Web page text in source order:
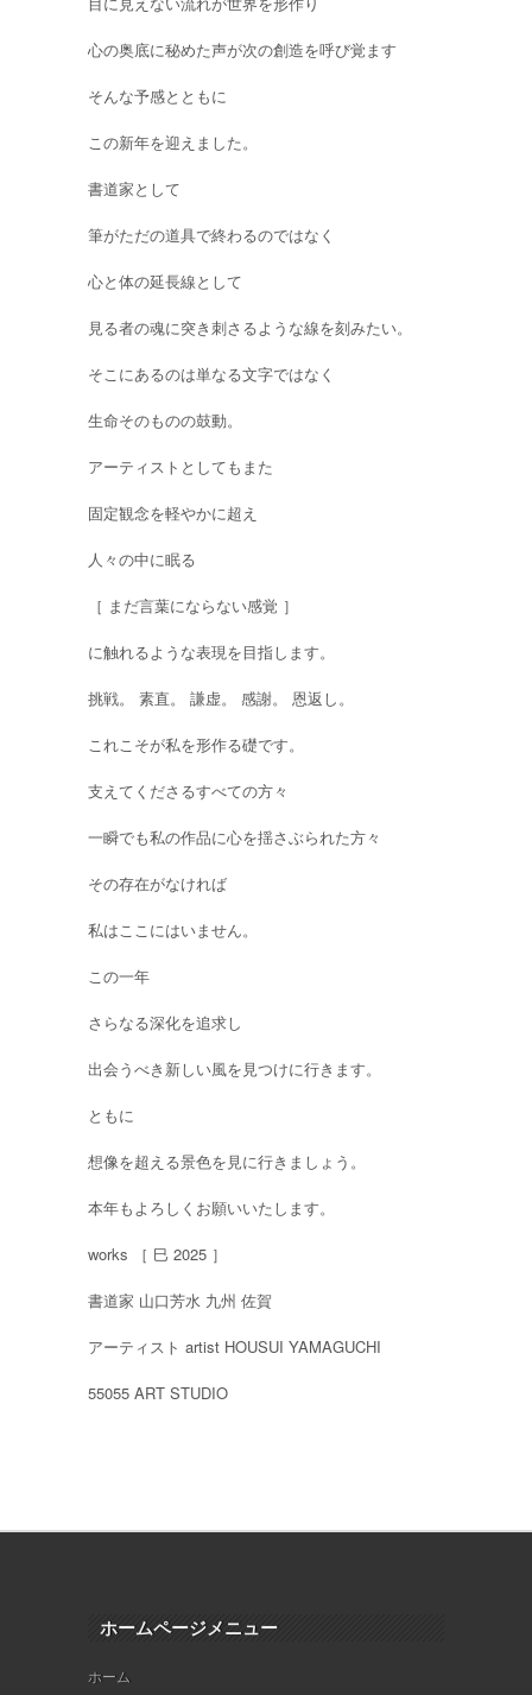
心の奥底に秘めた声が次の創造を呼び覚ます
そんな予感とともに
この新年を迎えました。
書道家として
筆がただの道具で終わるのではなく
心と体の延長線として
見る者の魂に突き刺さるような線を刻みたい。
そこにあるのは単なる文字ではなく
生命そのものの鼓動。
アーティストとしてもまた
固定観念を軽やかに超え
人々の中に眠る
［ まだ言葉にならない感覚 ］
に触れるような表現を目指します。
挑戦。 素直。 謙虚。 感謝。 恩返し。
これこそが私を形作る礎です。
支えてくださるすべての方々
一瞬でも私の作品に心を揺さぶられた方々
その存在がなければ
私はここにはいません。
この一年
さらなる深化を追求し
出会うべき新しい風を見つけに行きます。
ともに
想像を超える景色を見に行きましょう。
本年もよろしくお願いいたします。
works ［ 巳 2025 ］
書道家 山口芳水 九州 佐賀
アーティスト artist HOUSUI YAMAGUCHI
55055 ART STUDIO
ホームページメニュー
ホーム